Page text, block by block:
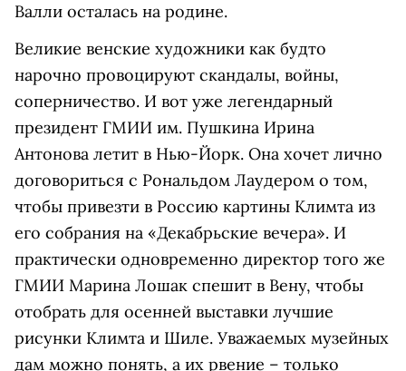
Валли осталась на родине.
Великие венские художники как будто
нарочно провоцируют скандалы, войны,
соперничество. И вот уже легендарный
президент ГМИИ им. Пушкина Ирина
Антонова летит в Нью-Йорк. Она хочет лично
договориться с Рональдом Лаудером о том,
чтобы привезти в Россию картины Климта из
его собрания на «Декабрьские вечера». И
практически одновременно директор того же
ГМИИ Марина Лошак спешит в Вену, чтобы
отобрать для осенней выставки лучшие
рисунки Климта и Шиле. Уважаемых музейных
дам можно понять, а их рвение – только